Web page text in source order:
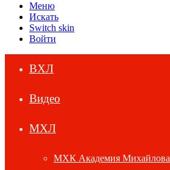
Меню
Искать
Switch skin
Войти
ВХЛ
Видео
МХЛ
МХК Академия Михайлова